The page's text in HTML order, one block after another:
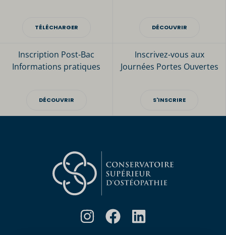
TÉLÉCHARGER DÉCOUVRIR
Inscription Post-Bac
Informations pratiques
DÉCOUVRIR
Inscrivez-vous aux
Journées Portes Ouvertes
S'INSCRIRE